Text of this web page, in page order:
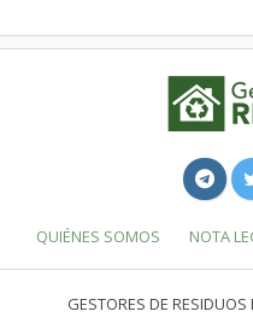
QUIÉNES SOMOS NOTA
GESTORES DE RESIDUOS